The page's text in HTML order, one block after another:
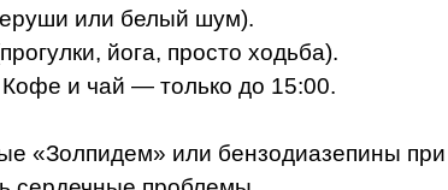
или белый шум).
йога, просто ходьба).
и чай — только до 15:00.
«Золпидем» или бензодиазепины